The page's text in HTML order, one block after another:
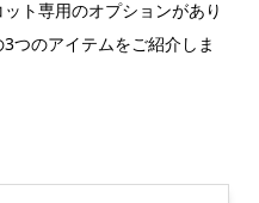
ト専用のオプションがあり
つのアイテムをご紹介しま